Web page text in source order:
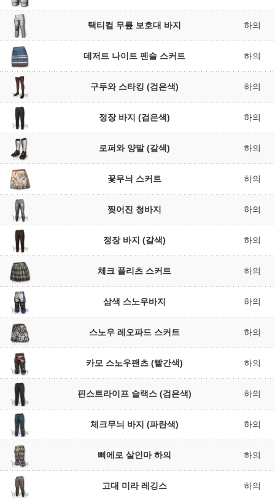
택티컬 무릎 보호대 바지 하의
데저트 나이트 펜슬 스커트 하의
구두와 스타킹 (검은색) 하의
정장 바지 (검은색) 하의
로퍼와 양말 (갈색) 하의
꽃무늬 스커트 하의
찢어진 청바지 하의
정장 바지 (갈색) 하의
체크 플리츠 스커트 하의
삼색 스노우바지 하의
스노우 레오파드 스커트 하의
카모 스노우팬츠 (빨간색) 하의
핀스트라이프 슬랙스 (검은색) 하의
체크무늬 바지 (파란색) 하의
삐에로 살인마 하의 하의
고대 미라 레깅스 하의